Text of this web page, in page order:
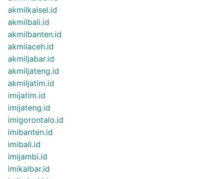
akmilkalsel.id
akmilbali.id
akmilbanten.id
akmilaceh.id
akmiljabar.id
akmiljateng.id
akmiljatim.id
imijatim.id
imijateng.id
imigorontalo.id
imibanten.id
imibali.id
imijambi.id
imikalbar.id